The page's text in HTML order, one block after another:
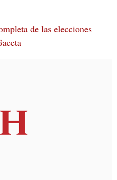
de las elecciones